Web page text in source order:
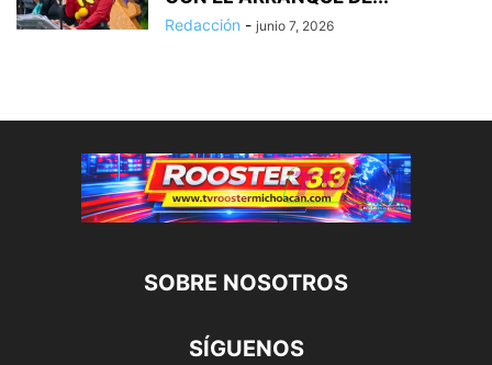
Redacción - junio 7, 2026
SOBRE NOSOTROS
SÍGUENOS